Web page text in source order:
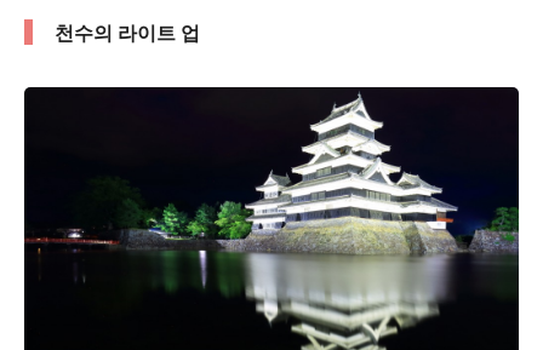
천수의 라이트 업